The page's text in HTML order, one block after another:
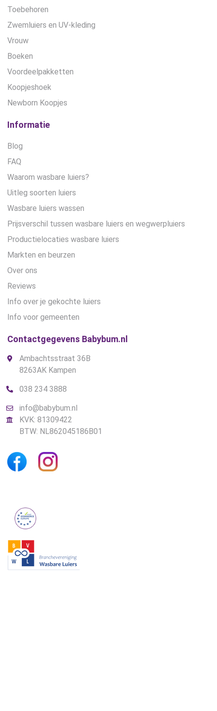
Toebehoren
Zwemluiers en UV-kleding
Vrouw
Boeken
Voordeelpakketten
Koopjeshoek
Newborn Koopjes
Informatie
Blog
FAQ
Waarom wasbare luiers?
Uitleg soorten luiers
Wasbare luiers wassen
Prijsverschil tussen wasbare luiers en wegwerpluiers
Productielocaties wasbare luiers
Markten en beurzen
Over ons
Reviews
Info over je gekochte luiers
Info voor gemeenten
Contactgegevens Babybum.nl
Ambachtsstraat 36B
8263AK Kampen
038 234 3888
info@babybum.nl
KVK: 81309422
BTW: NL862045186B01